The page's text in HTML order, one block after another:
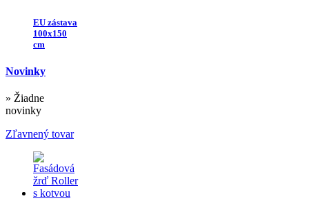
EU zástava
100x150
cm
Novinky
» Žiadne
novinky
Zľavnený tovar